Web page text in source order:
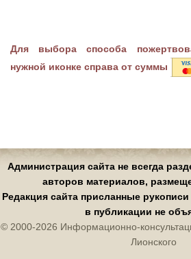
Для выбора способа
нужной иконке справа от суммы
Администрация сайта не всегда
авторов материалов,
Редакция сайта присланные рукописи
в публикации не
© 2000-2026 Информационно-
Лионского